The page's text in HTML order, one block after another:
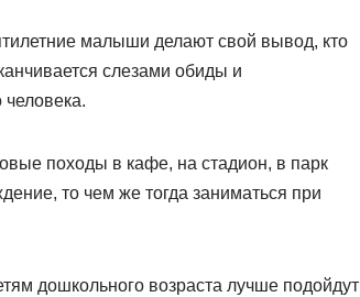
малыши делают свой вывод, кто
слезами обиды и
человека.
походы в кафе, на стадион, в парк
то чем же тогда заниматься при
дошкольного возраста лучше подойдут